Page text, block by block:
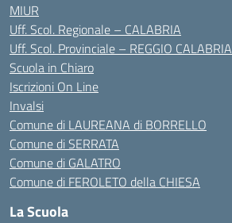
MIUR
Uff. Scol. Regionale – CALABRIA
Uff. Scol. Provinciale – REGGIO CALABRIA
Scuola in Chiaro
Iscrizioni On Line
Invalsi
Comune di LAUREANA di BORRELLO
Comune di SERRATA
Comune di GALATRO
Comune di FEROLETO della CHIESA
La Scuola